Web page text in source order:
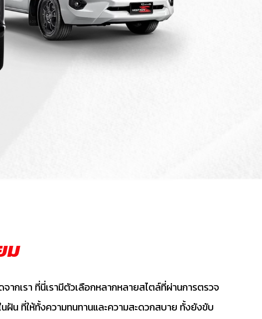
ม
เรา ที่นี่เรามีตัวเลือกหลากหลายสไตล์ที่ผ่านการตรวจ
ฝัน ที่ให้ทั้งความทนทานและความสะดวกสบาย ทั้งยังขับ